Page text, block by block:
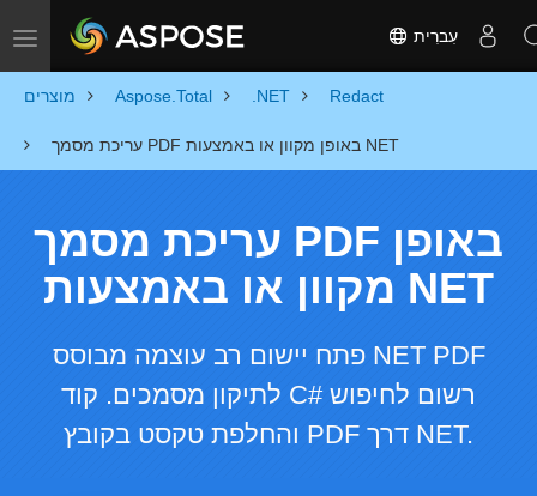
Toggle navigation עִברִית
מוצרים Aspose.Total .NET Redact
עריכת מסמך PDF באופן מקוון או באמצעות NET
עריכת מסמך PDF באופן
מקוון או באמצעות NET
פתח יישום רב עוצמה מבוסס NET PDF
לתיקון מסמכים. קוד C# רשום לחיפוש
והחלפת טקסט בקובץ PDF דרך NET.